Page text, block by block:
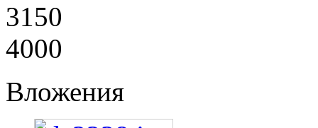
3150
4000
Вложения